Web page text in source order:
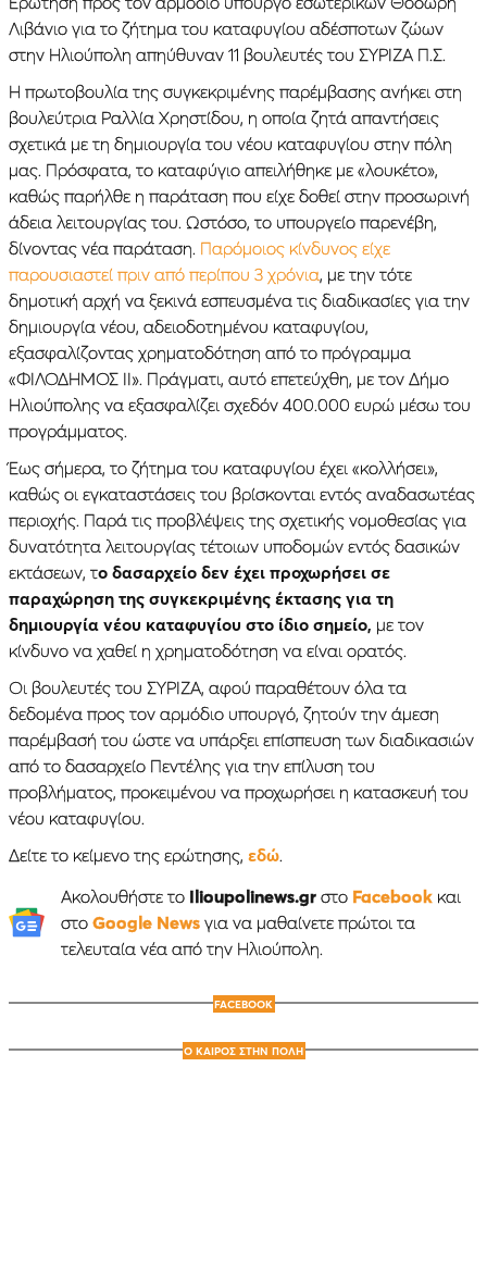
Λιβάνιο για το ζήτημα του καταφυγίου αδέσποτων ζώων
στην Ηλιούπολη απηύθυναν 11 βουλευτές του ΣΥΡΙΖΑ Π.Σ.
Η πρωτοβουλία της συγκεκριμένης παρέμβασης ανήκει στη
βουλεύτρια Ραλλία Χρηστίδου, η οποία ζητά απαντήσεις
σχετικά με τη δημιουργία του νέου καταφυγίου στην πόλη
μας. Πρόσφατα, το καταφύγιο απειλήθηκε με «λουκέτο»,
καθώς παρήλθε η παράταση που είχε δοθεί στην προσωρινή
άδεια λειτουργίας του. Ωστόσο, το υπουργείο παρενέβη,
δίνοντας νέα παράταση. Παρόμοιος κίνδυνος είχε
παρουσιαστεί πριν από περίπου 3 χρόνια, με την τότε
δημοτική αρχή να ξεκινά εσπευσμένα τις διαδικασίες για την
δημιουργία νέου, αδειοδοτημένου καταφυγίου,
εξασφαλίζοντας χρηματοδότηση από το πρόγραμμα
«ΦΙΛΟΔΗΜΟΣ ΙΙ». Πράγματι, αυτό επετεύχθη, με τον Δήμο
Ηλιούπολης να εξασφαλίζει σχεδόν 400.000 ευρώ μέσω του
προγράμματος.
Έως σήμερα, το ζήτημα του καταφυγίου έχει «κολλήσει»,
καθώς οι εγκαταστάσεις του βρίσκονται εντός αναδασωτέας
περιοχής. Παρά τις προβλέψεις της σχετικής νομοθεσίας για
δυνατότητα λειτουργίας τέτοιων υποδομών εντός δασικών
εκτάσεων, το δασαρχείο δεν έχει προχωρήσει σε
παραχώρηση της συγκεκριμένης έκτασης για τη
δημιουργία νέου καταφυγίου στο ίδιο σημείο, με τον
κίνδυνο να χαθεί η χρηματοδότηση να είναι ορατός.
Οι βουλευτές του ΣΥΡΙΖΑ, αφού παραθέτουν όλα τα
δεδομένα προς τον αρμόδιο υπουργό, ζητούν την άμεση
παρέμβασή του ώστε να υπάρξει επίσπευση των διαδικασιών
από το δασαρχείο Πεντέλης για την επίλυση του
προβλήματος, προκειμένου να προχωρήσει η κατασκευή του
νέου καταφυγίου.
Δείτε το κείμενο της ερώτησης, εδώ.
Ακολουθήστε το Ilioupolinews.grστο Facebookκαι
στο Google Newsγια να μαθαίνετε πρώτοι τα
τελευταία νέα από την Ηλιούπολη.
FACEBOOK
Ο ΚΑΙΡΟΣ ΣΤΗΝ ΠΟΛΗ